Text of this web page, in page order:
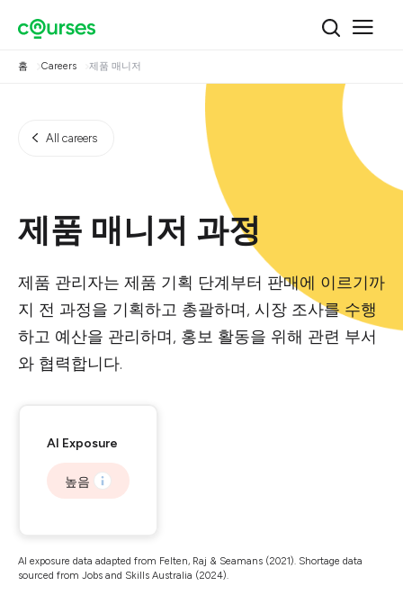
홈 Careers 제품 매니저
All careers
제품 매니저 과정
제품 관리자는 제품 기획 단계부터 판매에 이르기까
지 전 과정을 기획하고 총괄하며, 시장 조사를 수행
하고 예산을 관리하며, 홍보 활동을 위해 관련 부서
와 협력합니다.
AI Exposure
높음
AI exposure data adapted from Felten, Raj & Seamans (2021). Shortage data
sourced from Jobs and Skills Australia (2024).